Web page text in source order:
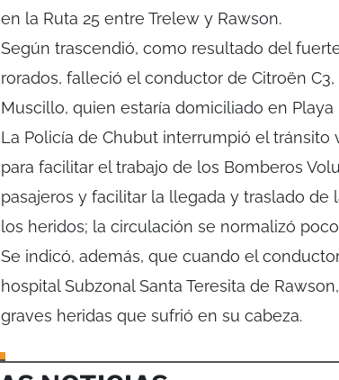
en la Ruta 25 entre Trelew y Rawson.
Según trascendió, como resultado del
rorados, falleció el conductor de Citroën
Muscillo, quien estaría domiciliado en Playa
La Policía de Chubut interrumpió el
para facilitar el trabajo de los Bomberos
pasajeros y facilitar la llegada y traslado de
los heridos; la circulación se normalizó
Se indicó, además, que cuando el
hospital Subzonal Santa Teresita de
graves heridas que sufrió en su cabeza.